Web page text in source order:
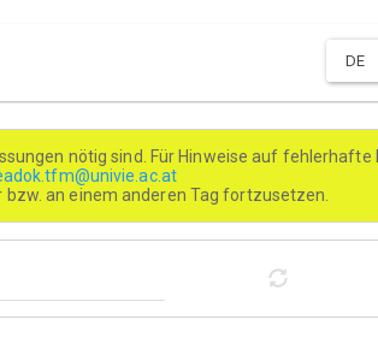
DE
nötig sind. Für Hinweise auf
an einem anderen Tag fortzusetzen.